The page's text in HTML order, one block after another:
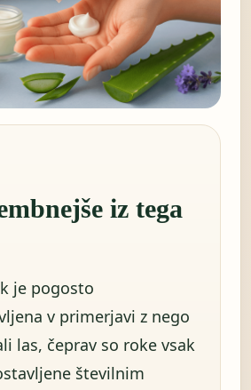
iz tega
je pogosto
v primerjavi z nego
las, čeprav so roke vsak
številnim